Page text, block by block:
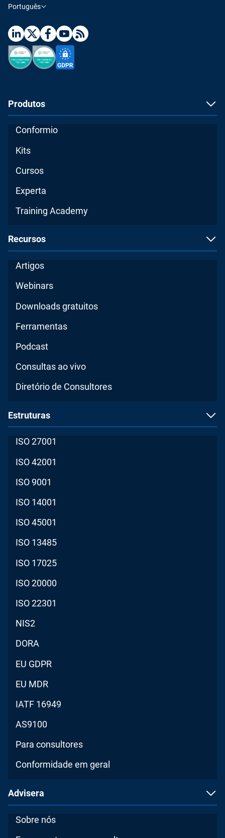
Português
Produtos
Conformio
Kits
Cursos
Experta
Training Academy
Recursos
Artigos
Webinars
Downloads gratuitos
Ferramentas
Podcast
Consultas ao vivo
Diretório de Consultores
Estruturas
ISO 27001
ISO 42001
ISO 9001
ISO 14001
ISO 45001
ISO 13485
ISO 17025
ISO 20000
ISO 22301
NIS2
DORA
EU GDPR
EU MDR
IATF 16949
AS9100
Para consultores
Conformidade em geral
Advisera
Sobre nós